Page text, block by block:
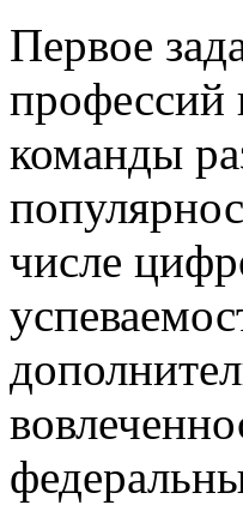
Первое
профессий
команды
числе